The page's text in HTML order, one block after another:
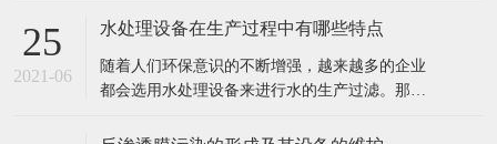
让膜孔径变小或者是阻塞。反渗透膜作为深圳反
渗透设备的核心部件，咱们来看看反渗透膜污染
的要素、损害。 1、反渗透体系污染 反渗透体系
的污染通常指体系进水中所含的无
25
2021-06
反渗透膜在彩色显像管工程中的应用
彩色显像管是传统的彩色显示器件，其工作原理
与黑白显像管基本相同，为静电聚焦和磁偏转方
开始我国彩管产量的持续增长，彩管工厂已成了